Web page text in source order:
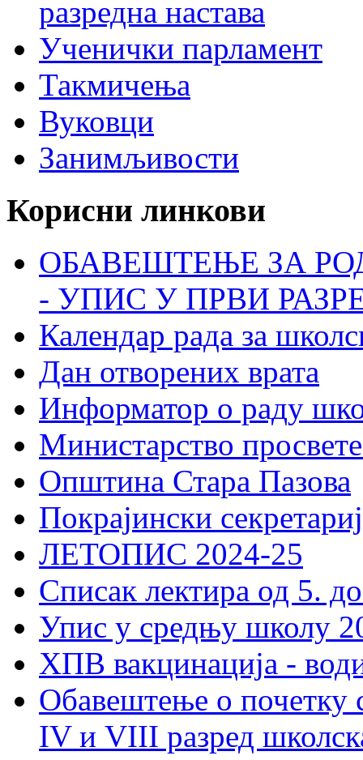
разредна настава
Ученички парламент
Такмичења
Вуковци
Занимљивости
Корисни линкови
ОБАВЕШТЕЊЕ ЗА
- УПИС У ПРВИ
Календар рада за
Дан отворених врата
Информатор о раду
Министарство
Општина Стара Пазова
Покрајински
ЛЕТОПИС 2024-25
Списак лектира од 5.
Упис у средњу школу
ХПВ вакцинација -
Обавештење о почетку
IV и VIII разред